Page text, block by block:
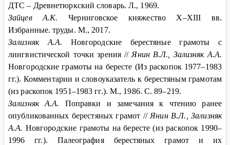
ДТС – Древнетюркский словарь. Л., 1969.
Зайцев А.К.Черниговское княжество X–XIII вв.
Избранные. труды. М., 2017.
Зализняк А.А. Новгородские берестяные грамоты с
лингвистической точки зрения // Янин В.Л., Зализняк А.А.
Новгородские грамоты на бересте (Из раскопок 1977–1983
гг.). Комментарии и словоуказатель к берестяным грамотам
(из раскопок 1951–1983 гг.). М., 1986. С. 89–219.
Зализняк А.А. Поправки и замечания к чтению ранее
опубликованных берестяных грамот // Янин В.Л., Зализняк
А.А. Новгородские грамоты на бересте (из раскопок 1990–
1996 гг.). Палеография берестяных грамот и их